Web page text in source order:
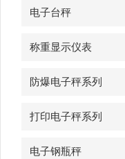
电子台秤
称重显示仪表
防爆电子秤系列
打印电子秤系列
电子钢瓶秤